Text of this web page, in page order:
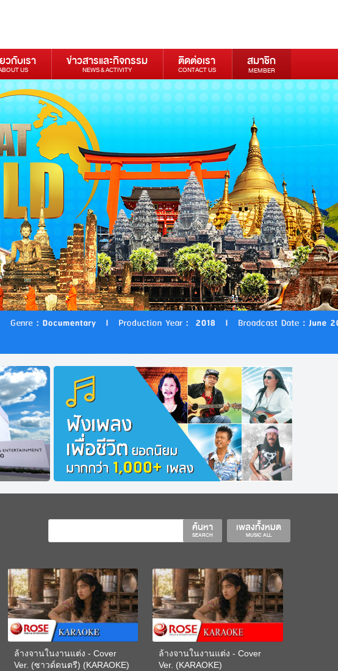
วกับเรา
US
ข่าวสารและกิจกรรม
NEWS & ACTIVITY
ติดต่อเรา
CONTACT US
สมาชิก
MEMBER
เพลงทั้งหมด
MUSIC ALL
ค้นหา
SEARCH
ล้างจานในงานแต่ง - Cover
Ver. (ซาวด์ดนตรี) (KARAOKE)
ล้างจานในงานแต่ง - Cover
Ver. (KARAOKE)